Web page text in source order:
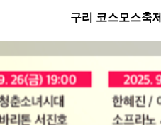
구리 코스모스축